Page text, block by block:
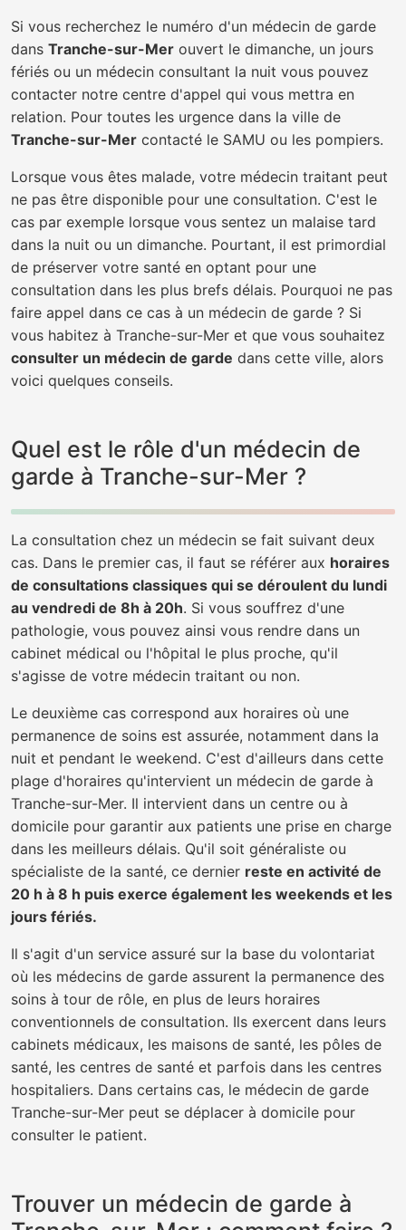
Si vous recherchez le numéro d'un médecin de garde
dans Tranche-sur-Mer ouvert le dimanche, un jours
fériés ou un médecin consultant la nuit vous pouvez
contacter notre centre d'appel qui vous mettra en
relation. Pour toutes les urgence dans la ville de
Tranche-sur-Mer contacté le SAMU ou les pompiers.
Lorsque vous êtes malade, votre médecin traitant peut
ne pas être disponible pour une consultation. C'est le
cas par exemple lorsque vous sentez un malaise tard
dans la nuit ou un dimanche. Pourtant, il est primordial
de préserver votre santé en optant pour une
consultation dans les plus brefs délais. Pourquoi ne pas
faire appel dans ce cas à un médecin de garde ? Si
vous habitez à Tranche-sur-Mer et que vous souhaitez
consulter un médecin de garde dans cette ville, alors
voici quelques conseils.
Quel est le rôle d'un médecin de
garde à Tranche-sur-Mer ?
La consultation chez un médecin se fait suivant deux
cas. Dans le premier cas, il faut se référer aux horaires
de consultations classiques qui se déroulent du lundi
au vendredi de 8h à 20h. Si vous souffrez d'une
pathologie, vous pouvez ainsi vous rendre dans un
cabinet médical ou l'hôpital le plus proche, qu'il
s'agisse de votre médecin traitant ou non.
Le deuxième cas correspond aux horaires où une
permanence de soins est assurée, notamment dans la
nuit et pendant le weekend. C'est d'ailleurs dans cette
plage d'horaires qu'intervient un médecin de garde à
Tranche-sur-Mer. Il intervient dans un centre ou à
domicile pour garantir aux patients une prise en charge
dans les meilleurs délais. Qu'il soit généraliste ou
spécialiste de la santé, ce dernier reste en activité de
20 h à 8 h puis exerce également les weekends et les
jours fériés.
Il s'agit d'un service assuré sur la base du volontariat
où les médecins de garde assurent la permanence des
soins à tour de rôle, en plus de leurs horaires
conventionnels de consultation. Ils exercent dans leurs
cabinets médicaux, les maisons de santé, les pôles de
santé, les centres de santé et parfois dans les centres
hospitaliers. Dans certains cas, le médecin de garde
Tranche-sur-Mer peut se déplacer à domicile pour
consulter le patient.
Trouver un médecin de garde à